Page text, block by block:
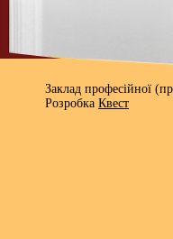
Заклад професійної
Розробка Квест